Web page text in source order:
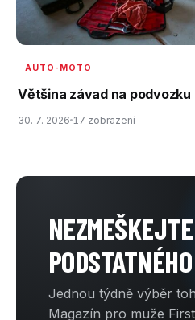
AUTO-MOTO
Většina závad na
30. 7. 2026 17 zobrazení
PODSTATNÉHO
Jednou týdně výběr
Magazín pro muže